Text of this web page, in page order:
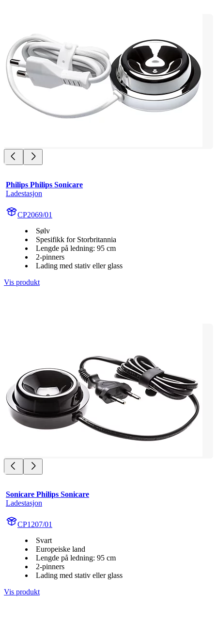
Philips Philips Sonicare
Ladestasjon
CP2069/01
Sølv
Spesifikk for Storbritannia
Lengde på ledning: 95 cm
2-pinners
Lading med stativ eller glass
Vis produkt
Sonicare Philips Sonicare
Ladestasjon
CP1207/01
Svart
Europeiske land
Lengde på ledning: 95 cm
2-pinners
Lading med stativ eller glass
Vis produkt